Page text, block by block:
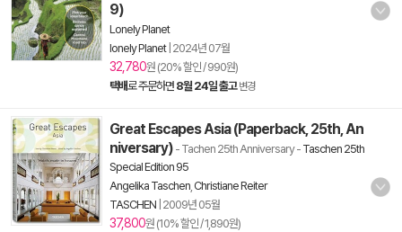
9)
Lonely Planet
lonely Planet| 2024년 07월
32,780원 (20% 할인 / 990원)
택배로 주문하면 8월 24일 출고 변경
Great Escapes Asia (Paperback, 25th, An
niversary) - Tachen 25th Anniversary- Taschen 25th
Special Edition 95
Angelika Taschen Christiane Reiter
TASCHEN 2009년 05월
37,800원 (10% 할인 / 1,890원)